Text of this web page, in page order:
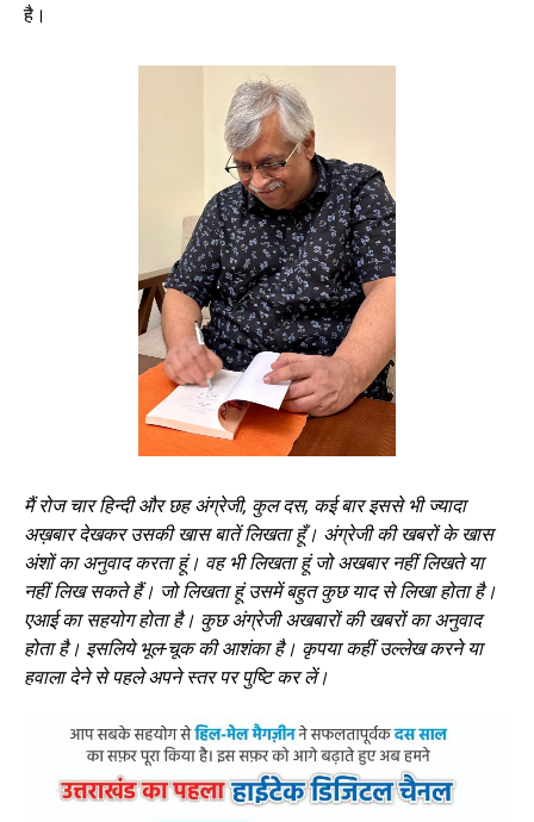
है।
मैं रोज चार हिन्दी और छह अंग्रेजी, कुल दस, कई बार इससे भी ज्यादा
अख़बार देखकर उसकी खास बातें लिखता हूँ। अंग्रेजी की खबरों के खास
अंशों का अनुवाद करता हूं। वह भी लिखता हूं जो अखबार नहीं लिखते या
नहीं लिख सकते हैं। जो लिखता हूं उसमें बहुत कुछ याद से लिखा होता है।
एआई का सहयोग होता है। कुछ अंग्रेजी अखबारों की खबरों का अनुवाद
होता है। इसलिये भूल-चूक की आशंका है। कृपया कहीं उल्लेख करने या
हवाला देने से पहले अपने स्तर पर पुष्टि कर लें।